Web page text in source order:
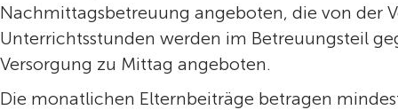
Nachmittagsbetreuung angeboten, die von der
Unterrichtsstunden werden im Betreuungsteil
Versorgung zu Mittag angeboten.
Die monatlichen Elternbeiträge betragen